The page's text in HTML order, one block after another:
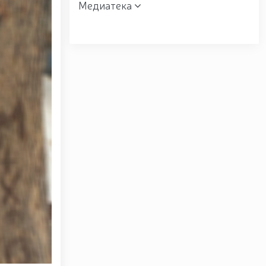
ҳарбий академик лицейи фаолияти билан
вилоятида ўрганиш ишларини олиб борди //
республика ҳарбий илмий-амалий
ишларини Юнусобод туманида амалга
таъминлаш бўйича манзилли ишлар амалга
генерал-полковник B.Tashmatov Ўзбекистон
шахсий таркибининг жанговар салоҳияти,
қаратилган ишлар давом эттирилмоқда. //
адабий-бадиий кеча ташкил этилди / /
/ «Жасорат» фильми премьераси бўлиб ўтди / /
Миллий гвардияда байрамона тадбир
34 йиллиги ва Ватан ҳимоячилари куни
йиллиги ҳамда 14 январь — Ватан ҳимоячилари
хотирасига бағишлаб Миллий гвардия
ҳурмат бажо келтиришди / / Ўзбекистон
ҳамда Ватан ҳимоячилари куни муносабати
тўғрисида”ги Фармони / / Президент
Мирзиёев Тошкент шаҳри Юнусобод туманида
lists/view/8785) / / Молия, илғор технологиялар,
18196)dunyoning замонавий мегаполислари
Республикасида гвардиячилар
қизил-китобга-киритилган-о%СА%ББсимликни-
Медиатека